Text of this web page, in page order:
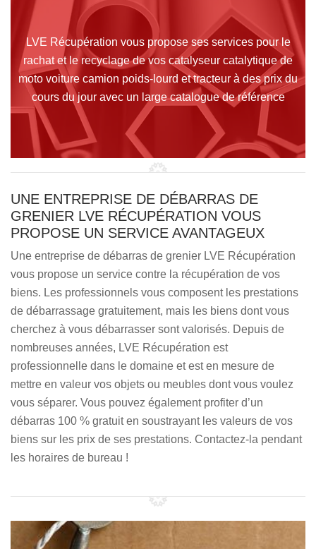
LVE Récupération vous propose ses services pour le
rachat et le recyclage de vos catalyseur catalytique de
moto voiture camion poids-lourd et tracteur à des prix du
cours du jour avec un large catalogue de référence
UNE ENTREPRISE DE DÉBARRAS DE
GRENIER LVE RÉCUPÉRATION VOUS
PROPOSE UN SERVICE AVANTAGEUX
Une entreprise de débarras de grenier LVE Récupération
vous propose un service contre la récupération de vos
biens. Les professionnels vous composent les prestations
de débarrassage gratuitement, mais les biens dont vous
cherchez à vous débarrasser sont valorisés. Depuis de
nombreuses années, LVE Récupération est
professionnelle dans le domaine et est en mesure de
mettre en valeur vos objets ou meubles dont vous voulez
vous séparer. Vous pouvez également profiter d’un
débarras 100 % gratuit en soustrayant les valeurs de vos
biens sur les prix de ses prestations. Contactez-la pendant
les horaires de bureau !